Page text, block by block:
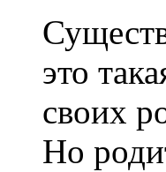
это
своих
Но